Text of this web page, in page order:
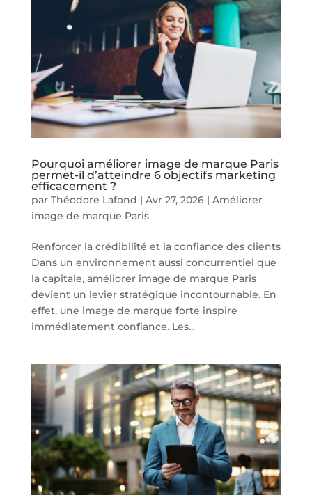
Pourquoi améliorer image de marque Paris
permet-il d’atteindre 6 objectifs marketing
efficacement ?
par Théodore Lafond | Avr 27, 2026| Améliorer
image de marque Paris
Renforcer la crédibilité et la confiance des clients
Dans un environnement aussi concurrentiel que
la capitale, améliorer image de marque Paris
devient un levier stratégique incontournable. En
effet, une image de marque forte inspire
immédiatement confiance. Les...